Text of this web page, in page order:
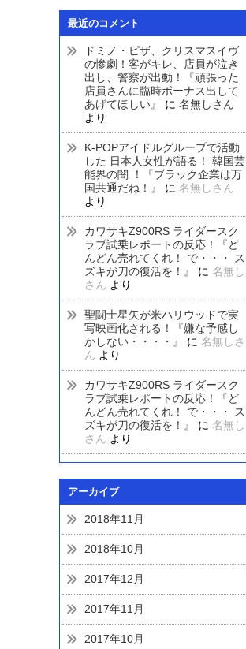
最近のコメント
ドミノ・ピザ、クリスマスイヴ
の惨劇！客がキレ、店員が泣き
出し、警察が出動！『頑張った
店員さんに臨時ボーナス出して
あげてほしい』
に 名無しさん
より
K-POPアイドルグループで活動
した 日本人女性が語る！ 韓国芸
能界の闇 ！『ブラック企業は万
国共通だね！』
に 名無しさん
より
カワサキZ900RS ライダースク
ラブ試乗レポートの反応！『ど
んどん売れてくれ！ で・・・ ス
ズキが刀の復活を！』
に 名無し
さん より
聖闘士星矢が米ハリウッドで実
写映画化される！『嫌な予感し
かしない・・・・』
に 名無しさ
ん より
カワサキZ900RS ライダースク
ラブ試乗レポートの反応！『ど
んどん売れてくれ！ で・・・ ス
ズキが刀の復活を！』
に 名無し
さん より
アーカイブ
2018年11月
2018年10月
2017年12月
2017年11月
2017年10月